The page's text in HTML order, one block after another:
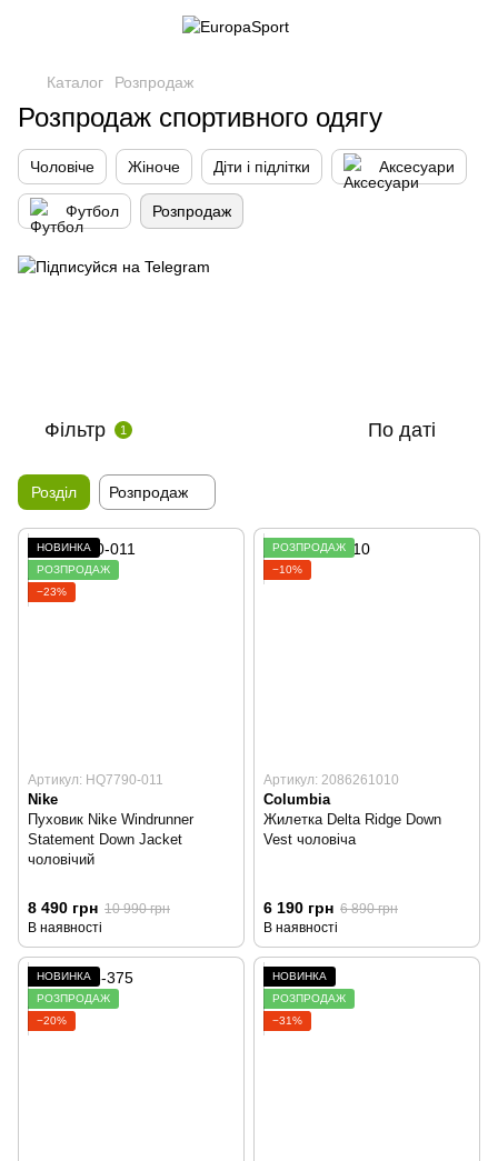
Каталог Розпродаж
Розпродаж спортивного одягу
Чоловіче Жіноче Діти і підлітки Аксесуари
Футбол Розпродаж
Фільтр 1 По даті
Розділ Розпродаж
НОВИНКА
РОЗПРОДАЖ
−23%
Артикул: HQ7790-011
Nike
Пуховик Nike Windrunner
Statement Down Jacket
чоловічий
8 490 грн 10 990 грн
В наявності
РОЗПРОДАЖ
−10%
Артикул: 2086261010
Columbia
Жилетка Delta Ridge Down
Vest чоловіча
6 190 грн 6 890 грн
В наявності
НОВИНКА
РОЗПРОДАЖ
−20%
НОВИНКА
РОЗПРОДАЖ
−31%